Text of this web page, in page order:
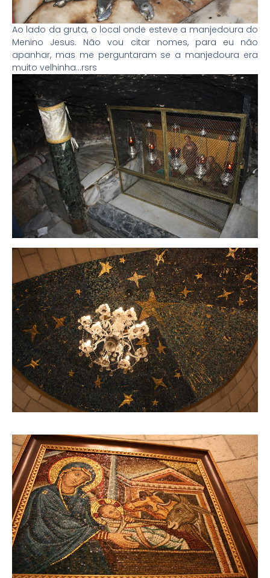
Ao lado da gruta, o local onde esteve a manjedoura do
Menino Jesus. Não vou citar nomes, para eu não
apanhar, mas me perguntaram se a manjedoura era
muito velhinha…rsrs